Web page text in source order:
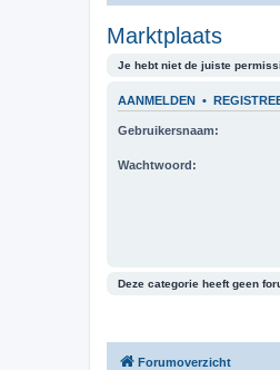
Marktplaats
Je hebt niet de juiste
AANMELDEN •
Gebruikersnaam:
Wachtwoord:
Deze categorie heeft geen
Forumoverzicht